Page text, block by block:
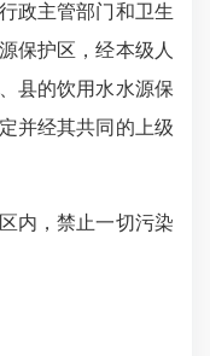
政主管部门和卫生
保护区，经本级人
县的饮用水水源保
并经其共同的上级
，禁止一切污染